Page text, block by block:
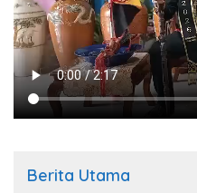
Berita Utama